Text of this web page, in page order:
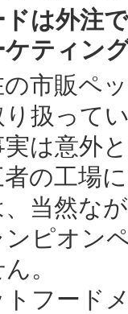
ドは外注
ケティン
市販ペ
り扱って
実は意外
者の工場
当然な
ンピオン
。
トフード